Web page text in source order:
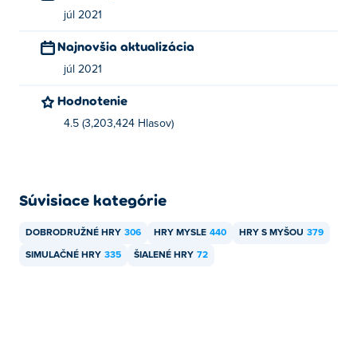
júl 2021
Najnovšia aktualizácia
júl 2021
Hodnotenie
4.5 (3,203,424 Hlasov)
Súvisiace kategórie
DOBRODRUŽNÉ HRY 306 HRY MYSLE 440 HRY S MYŠOU 379
SIMULAČNÉ HRY 335 ŠIALENÉ HRY 72